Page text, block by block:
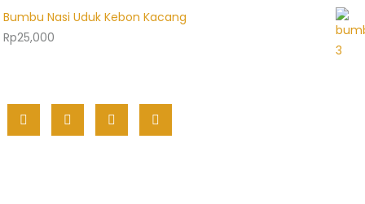
Bumbu Nasi Uduk Kebon Kacang
Rp25,000